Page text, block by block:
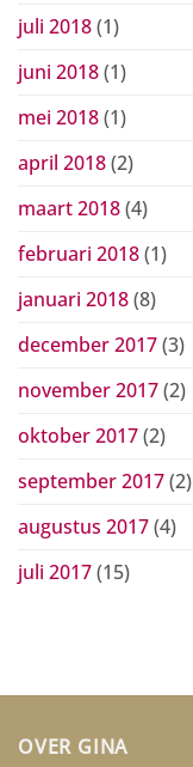
juli 2018(1)
juni 2018(1)
mei 2018(1)
april 2018(2)
maart 2018(4)
februari 2018(1)
januari 2018(8)
december 2017(3)
november 2017(2)
oktober 2017(2)
september 2017(2)
augustus 2017(4)
juli 2017(15)
OVER GINA